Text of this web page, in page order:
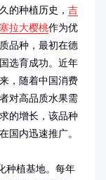
久的种植历史， 吉
塞拉大樱桃作为优
质品种，最初在德
国选育成功。近年
来，随着中国消费
者对高品质水果需
求的增长，该品种
在国内迅速推广。
种植基地。每年